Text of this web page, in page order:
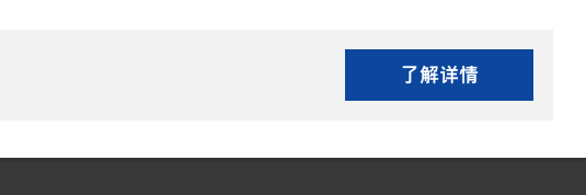
了解详情